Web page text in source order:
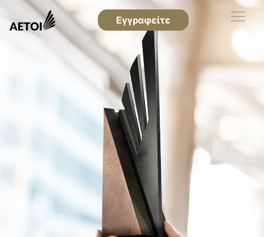
Εγγραφείτε